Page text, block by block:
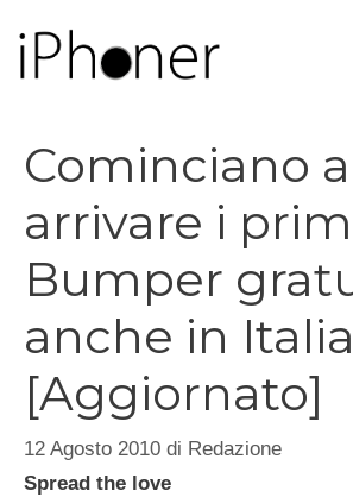
contenuto
Cominciano
arrivare i
Bumper
anche in Italia
[Aggiornato]
12 Agosto 2010 di Redazione
Spread the love